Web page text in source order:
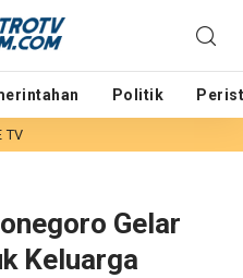
Politik
TV
Gelar
Keluarga